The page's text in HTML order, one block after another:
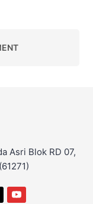
Asri Blok RD 07,